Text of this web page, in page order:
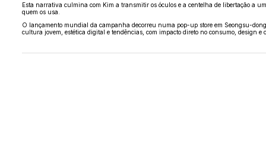
Esta narrativa culmina com Kim a transmitir os óculos e a centelha de libertação a
quem os usa.
O lançamento mundial da campanha decorreu numa pop-up store em Seongsu-
cultura jovem, estética digital e tendências, com impacto direto no consumo, design